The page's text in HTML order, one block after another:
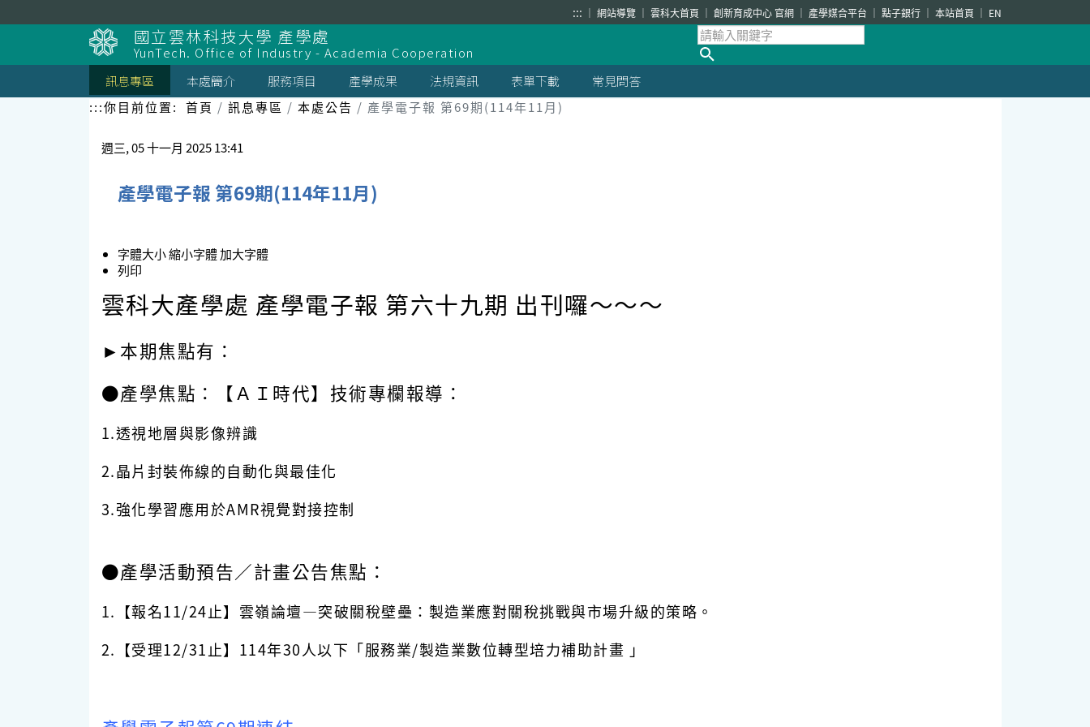
到
::: 網站導覽 雲科大首頁 創新育成中心 官網 產學媒合平台 點子銀行 本站首頁 EN
國立雲林科技大學 產學處
YunTech. Office of Industry - Academia Cooperation
訊息專區
本處簡介 服務項目 產學成果 法規資訊 表單下載
常見問答
:::你目前位置: 首頁 訊息專區 本處公告 產學電子報 第69期(114年11月)
週三, 05 十一月 2025 13:41
產學電子報 第69期(114年11月)
字體大小縮小字體加大字體
列印
雲科大產學處 產學電子報 第六十九期 出刊囉～～～
►本期焦點有：
●產學焦點：【ＡＩ時代】技術專欄報導：
1.透視地層與影像辨識
2.晶片封裝佈線的自動化與最佳化
3.強化學習應用於AMR視覺對接控制
●產學活動預告／計畫公告焦點：
1.【報名11/24止】 雲嶺論壇—突破關稅壁壘：製造業應對關稅挑戰與市場升級的策略。
2.【受理12/31止】114年30人以下「服務業/製造業數位轉型培力補助計畫 」